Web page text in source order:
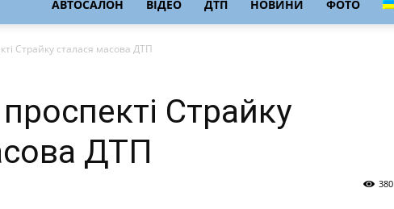
АВТОСАЛОН ВІДЕО ДТП НОВИНИ ФОТО
Страйку сталася масова ДТП
Страйку
ДТП
380